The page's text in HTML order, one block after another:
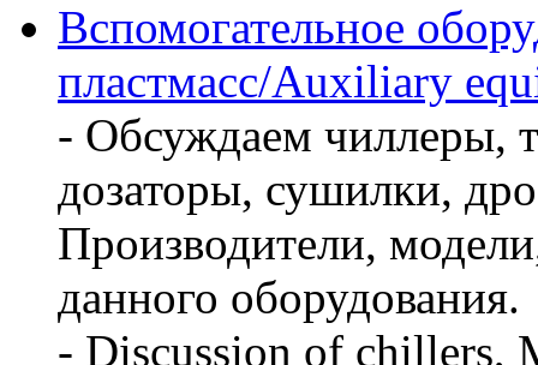
Вспомогательное
пластмасс/Auxiliary
- Обсуждаем чиллеры,
дозаторы, сушилки,
Производители,
данного оборудования.
- Discussion of chillers,